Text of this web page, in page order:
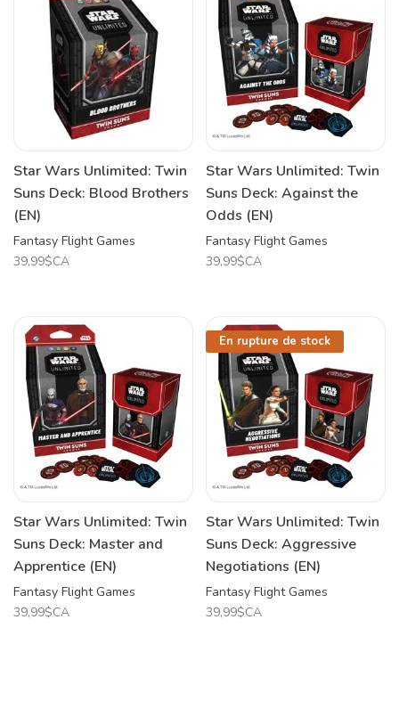
Star Wars Unlimited: Twin
Suns Deck: Blood Brothers
(EN)
Fantasy Flight Games
39,99$CA
Star Wars Unlimited: Twin
Suns Deck: Against the
Odds (EN)
Fantasy Flight Games
39,99$CA
Star Wars Unlimited: Twin
Suns Deck: Master and
Apprentice (EN)
Fantasy Flight Games
39,99$CA
En rupture de stock
Star Wars Unlimited: Twin
Suns Deck: Aggressive
Negotiations (EN)
Fantasy Flight Games
39,99$CA